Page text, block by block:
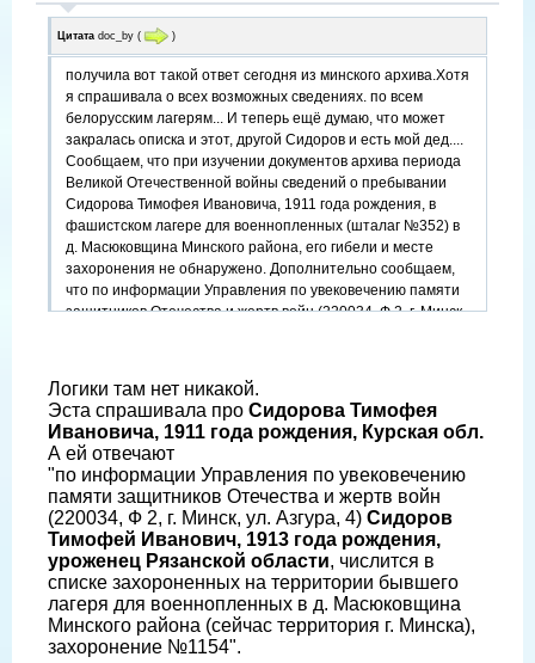
Цитата doc_by ( )
получила вот такой ответ сегодня из минского архива.Хотя
я спрашивала о всех возможных сведениях. по всем
белорусским лагерям... И теперь ещё думаю, что может
закралась описка и этот, другой Сидоров и есть мой дед....
Сообщаем, что при изучении документов архива периода
Великой Отечественной войны сведений о пребывании
Сидорова Тимофея Ивановича, 1911 года рождения, в
фашистском лагере для военнопленных (шталаг №352) в
д. Масюковщина Минского района, его гибели и месте
захоронения не обнаружено. Дополнительно сообщаем,
что по информации Управления по увековечению памяти
защитников Отечества и жертв войн (220034, Ф 2, г. Минск,
захороненных на территории бывшего лагеря для
военнопленных в д. Масюковщина Минского района
(сейчас территория г. Минска), захоронение №1154.
[/b]
Директор архива В.Д. Селеменев Зав. отделом Т.Г.
Воронова
Логики там нет никакой.
Эста спрашивала про Сидорова Тимофея
Ивановича, 1911 года рождения, Курская обл.
А ей отвечают
"по информации Управления по увековечению
памяти защитников Отечества и жертв войн
(220034, Ф 2, г. Минск, ул. Азгура, 4) Сидоров
Тимофей Иванович, 1913 года рождения,
уроженец Рязанской области, числится в
списке захороненных на территории бывшего
лагеря для военнопленных в д. Масюковщина
Минского района (сейчас территория г. Минска),
захоронение №1154".